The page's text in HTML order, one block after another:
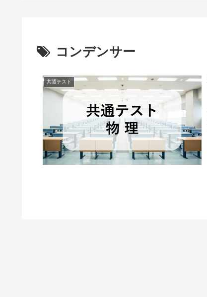
コンデンサー
共通テスト